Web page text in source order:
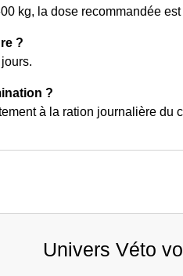
kg, la dose recommandée
?
?
à la ration journalière du
Univers Véto